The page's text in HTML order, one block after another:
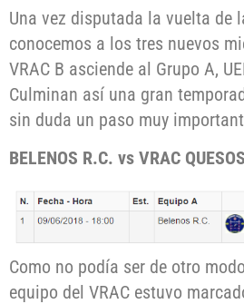
Una vez disputada la vuelta de
conocemos a los tres nuevos
VRAC B asciende al Grupo A,
Culminan así una gran
sin duda un paso muy
BELENOS R.C. vs VRAC
Como no podía ser de otro
equipo del VRAC estuvo